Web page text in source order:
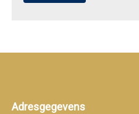
Adresgegevens